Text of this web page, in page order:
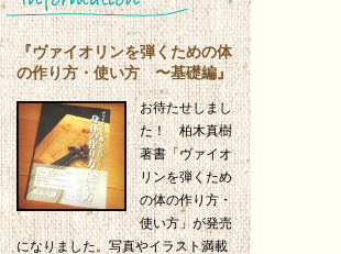
『ヴァイオリンを弾くための体
の作り方・使い方 〜基礎編』
お待たせしまし
た！ 柏木真樹
著書「ヴァイオ
リンを弾くため
の体の作り方・
使い方」が発売
になりました。写真やイラスト満載